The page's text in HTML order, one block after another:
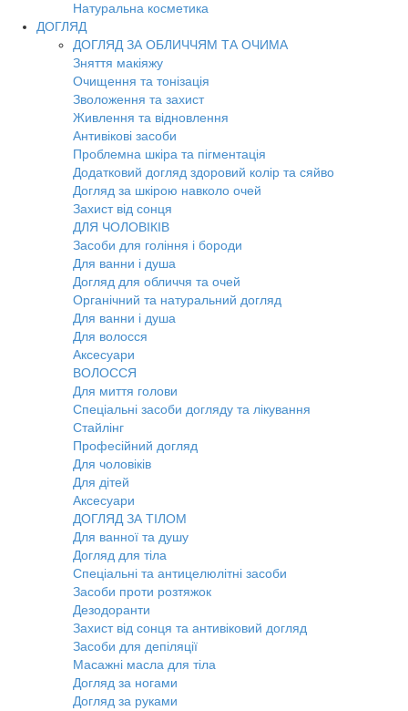
Натуральна косметика
ДОГЛЯД
ДОГЛЯД ЗА ОБЛИЧЧЯМ ТА ОЧИМА
Зняття макіяжу
Очищення та тонізація
Зволоження та захист
Живлення та відновлення
Антивікові засоби
Проблемна шкіра та пігментація
Додатковий догляд здоровий колір та сяйво
Догляд за шкірою навколо очей
Захист від сонця
ДЛЯ ЧОЛОВІКІВ
Засоби для гоління і бороди
Для ванни і душа
Догляд для обличчя та очей
Органічний та натуральний догляд
Для ванни і душа
Для волосся
Аксесуари
ВОЛОССЯ
Для миття голови
Спеціальні засоби догляду та лікування
Стайлінг
Професійний догляд
Для чоловіків
Для дітей
Аксесуари
ДОГЛЯД ЗА ТІЛОМ
Для ванної та душу
Догляд для тіла
Спеціальні та антицелюлітні засоби
Засоби проти розтяжок
Дезодоранти
Захист від сонця та антивіковий догляд
Засоби для депіляції
Масажні масла для тіла
Догляд за ногами
Догляд за руками